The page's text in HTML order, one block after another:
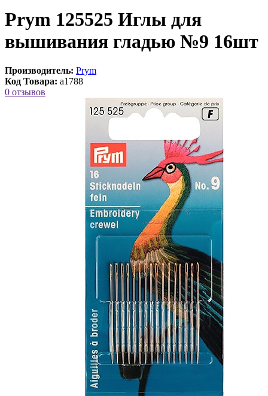
Prym 125525 Иглы для
вышивания гладью №9 16шт
Производитель: Prym
Код Товара: a1788
0 отзывов